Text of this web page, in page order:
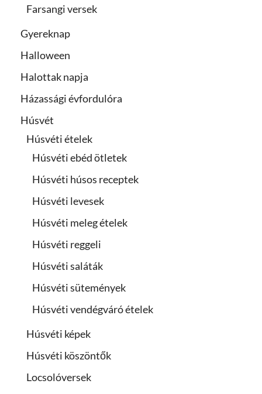
Farsangi versek
Gyereknap
Halloween
Halottak napja
Házassági évfordulóra
Húsvét
Húsvéti ételek
Húsvéti ebéd ötletek
Húsvéti húsos receptek
Húsvéti levesek
Húsvéti meleg ételek
Húsvéti reggeli
Húsvéti saláták
Húsvéti sütemények
Húsvéti vendégváró ételek
Húsvéti képek
Húsvéti köszöntők
Locsolóversek